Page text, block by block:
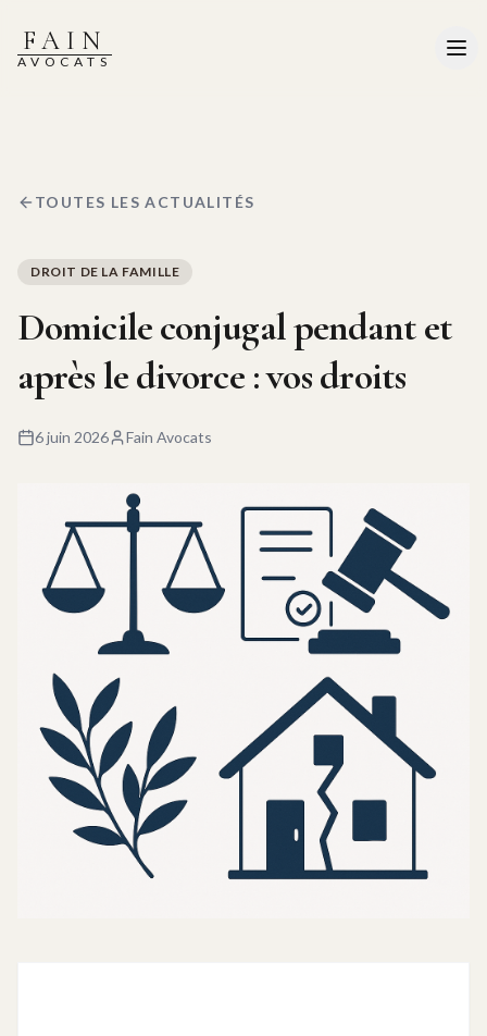
FAIN
AVOCATS
TOUTES LES ACTUALITÉS
DROIT DE LA FAMILLE
Domicile conjugal pendant et
après le divorce : vos droits
6 juin 2026 Fain Avocats